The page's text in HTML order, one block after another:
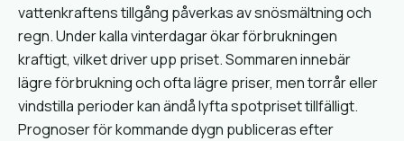
vattenkraftens tillgång påverkas av snösmältning och
regn. Under kalla vinterdagar ökar förbrukningen
kraftigt, vilket driver upp priset. Sommaren innebär
lägre förbrukning och ofta lägre priser, men torrår eller
vindstilla perioder kan ändå lyfta spotpriset tillfälligt.
Prognoser för kommande dygn publiceras efter